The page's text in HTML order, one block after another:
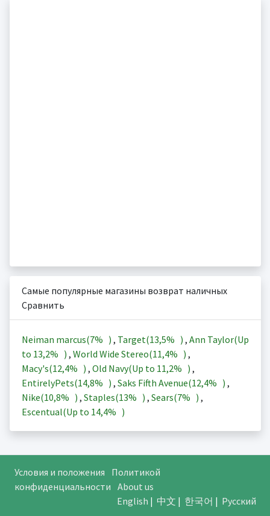
Самые популярные магазины возврат наличных
Сравнить
Neiman marcus(7% ) , Target(13,5% ) , Ann Taylor(Up
to 13,2% ) , World Wide Stereo(11,4% ) ,
Macy's(12,4% ) , Old Navy(Up to 11,2% ) ,
EntirelyPets(14,8% ) , Saks Fifth Avenue(12,4% ) ,
Nike(10,8% ) , Staples(13% ) , Sears(7% ) ,
Escentual(Up to 14,4% )
Условия и положения
Политикой
конфиденциальности About us
English | 中文 | 한국어 | Русский